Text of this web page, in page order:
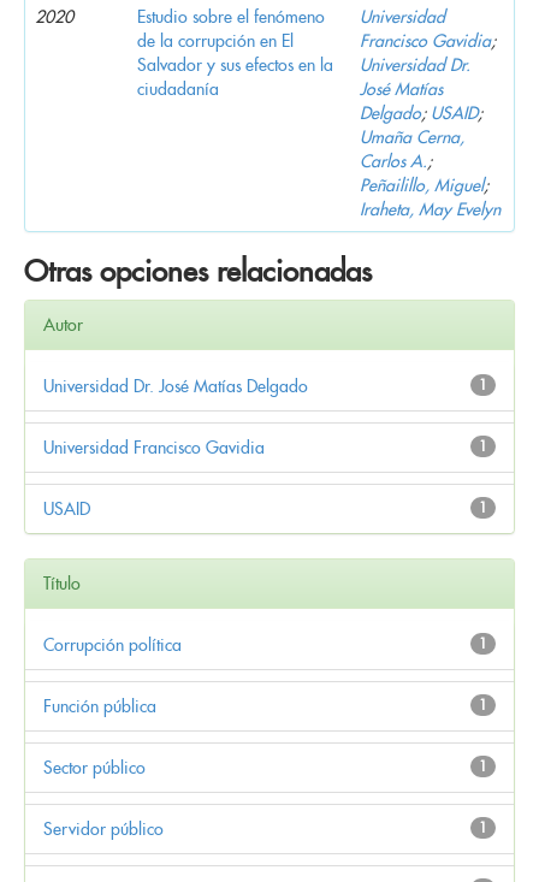
2020
Estudio sobre el fenómeno
de la corrupción en El
Salvador y sus efectos en la
ciudadanía
Universidad
Francisco Gavidia;
Universidad Dr.
José Matías
Delgado; USAID;
Umaña Cerna,
Carlos A.;
Peñailillo, Miguel;
Iraheta, May Evelyn
Otras opciones relacionadas
Autor
1
Universidad Dr. José Matías Delgado
1
Universidad Francisco Gavidia
1
USAID
Título
1
Corrupción política
1
Función pública
1
Sector público
1
Servidor público